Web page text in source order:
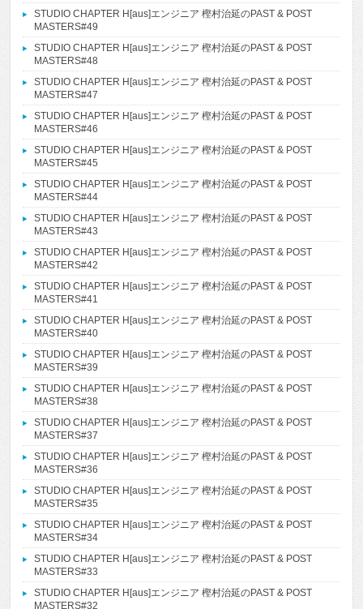
STUDIO CHAPTER H[aus]エンジニア 樫村治延のPAST & POST
MASTERS#49
STUDIO CHAPTER H[aus]エンジニア 樫村治延のPAST & POST
MASTERS#48
STUDIO CHAPTER H[aus]エンジニア 樫村治延のPAST & POST
MASTERS#47
STUDIO CHAPTER H[aus]エンジニア 樫村治延のPAST & POST
MASTERS#46
STUDIO CHAPTER H[aus]エンジニア 樫村治延のPAST & POST
MASTERS#45
STUDIO CHAPTER H[aus]エンジニア 樫村治延のPAST & POST
MASTERS#44
STUDIO CHAPTER H[aus]エンジニア 樫村治延のPAST & POST
MASTERS#43
STUDIO CHAPTER H[aus]エンジニア 樫村治延のPAST & POST
MASTERS#42
STUDIO CHAPTER H[aus]エンジニア 樫村治延のPAST & POST
MASTERS#41
STUDIO CHAPTER H[aus]エンジニア 樫村治延のPAST & POST
MASTERS#40
STUDIO CHAPTER H[aus]エンジニア 樫村治延のPAST & POST
MASTERS#39
STUDIO CHAPTER H[aus]エンジニア 樫村治延のPAST & POST
MASTERS#38
STUDIO CHAPTER H[aus]エンジニア 樫村治延のPAST & POST
MASTERS#37
STUDIO CHAPTER H[aus]エンジニア 樫村治延のPAST & POST
MASTERS#36
STUDIO CHAPTER H[aus]エンジニア 樫村治延のPAST & POST
MASTERS#35
STUDIO CHAPTER H[aus]エンジニア 樫村治延のPAST & POST
MASTERS#34
STUDIO CHAPTER H[aus]エンジニア 樫村治延のPAST & POST
MASTERS#33
STUDIO CHAPTER H[aus]エンジニア 樫村治延のPAST & POST
MASTERS#32